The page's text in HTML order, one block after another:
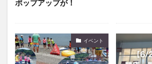
ポップアップが！
イベント